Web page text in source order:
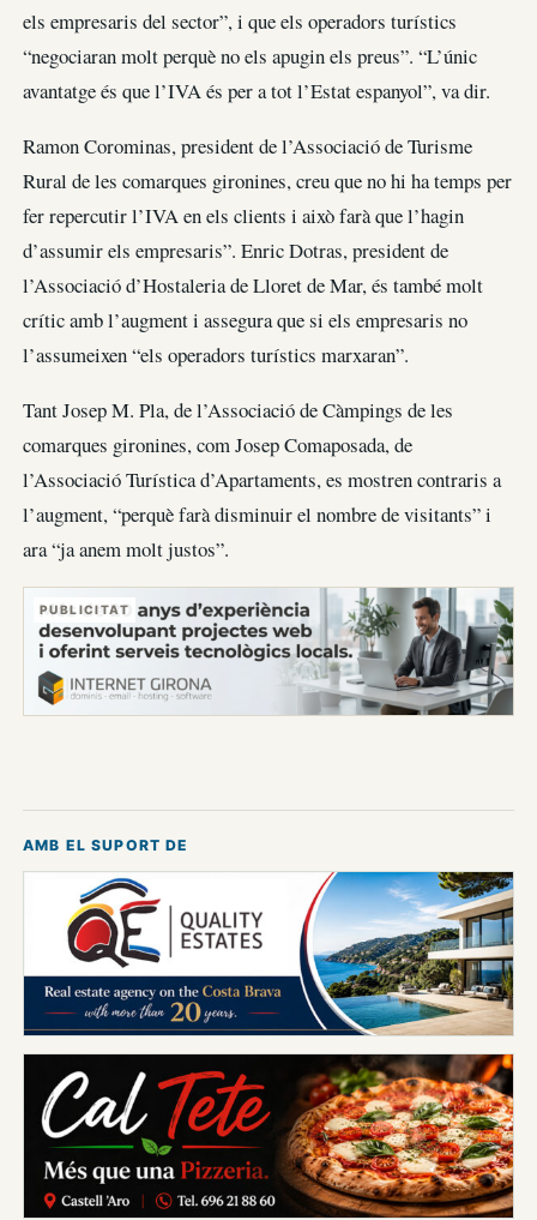
els empresaris del sector”, i que els operadors turístics
“negociaran molt perquè no els apugin els preus”. “L’únic
avantatge és que l’IVA és per a tot l’Estat espanyol”, va dir.
Ramon Corominas, president de l’Associació de Turisme
Rural de les comarques gironines, creu que no hi ha temps per
fer repercutir l’IVA en els clients i això farà que l’hagin
d’assumir els empresaris”. Enric Dotras, president de
l’Associació d’Hostaleria de Lloret de Mar, és també molt
crític amb l’augment i assegura que si els empresaris no
l’assumeixen “els operadors turístics marxaran”.
Tant Josep M. Pla, de l’Associació de Càmpings de les
comarques gironines, com Josep Comaposada, de
l’Associació Turística d’Apartaments, es mostren contraris a
l’augment, “perquè farà disminuir el nombre de visitants” i
ara “ja anem molt justos”.
PUBLICITAT
AMB EL SUPORT DE